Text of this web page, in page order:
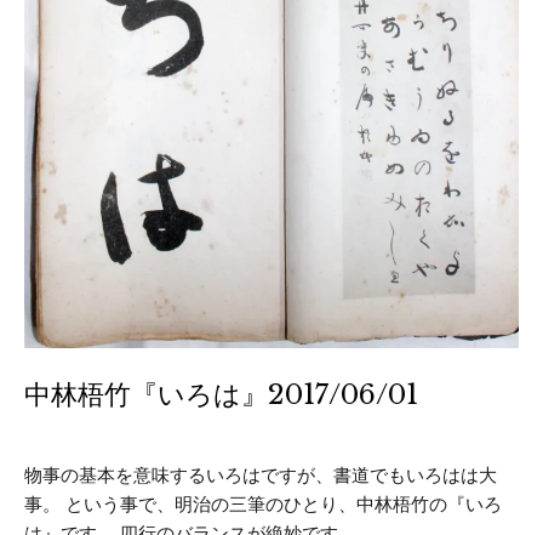
中林梧竹『いろは』2017/06/01
物事の基本を意味するいろはですが、書道でもいろはは大
事。 という事で、明治の三筆のひとり、中林梧竹の『いろ